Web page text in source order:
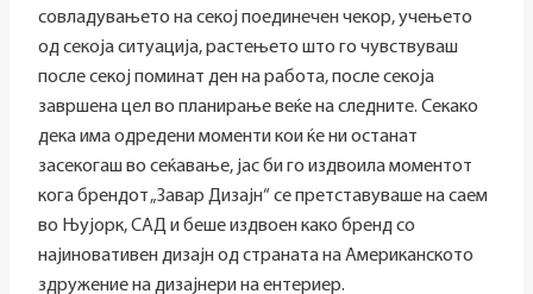
совладувањето на секој поединечен чекор, учењето
од секоја ситуација, растењето што го чувствуваш
после секој поминат ден на работа, после секоја
завршена цел во планирање веќе на следните. Секако
дека има одредени моменти кои ќе ни останат
засекогаш во сеќавање, јас би го издвоила моментот
кога брендот „Завар Дизајн“ се претставуваше на саем
во Њујорк, САД и беше издвоен како бренд со
најиновативен дизајн од страната на Американското
здружение на дизајнери на ентериер.